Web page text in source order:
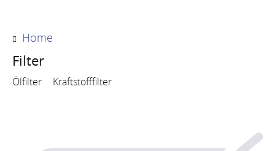
Home
Filter
Ölfilter Kraftstofffilter